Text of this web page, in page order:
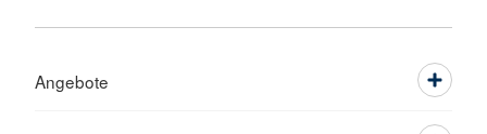
Angebote